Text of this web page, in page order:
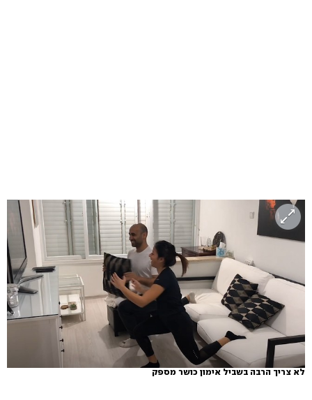
לא צריך הרבה בשביל אימון כושר מספק